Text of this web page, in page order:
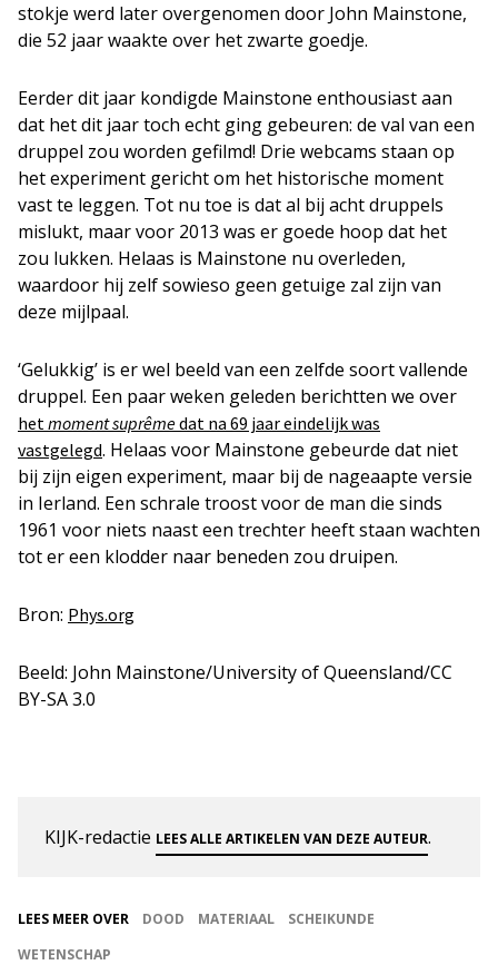
stokje werd later overgenomen door John Mainstone,
die 52 jaar waakte over het zwarte goedje.
Eerder dit jaar kondigde Mainstone enthousiast aan
dat het dit jaar toch echt ging gebeuren: de val van een
druppel zou worden gefilmd! Drie webcams staan op
het experiment gericht om het historische moment
vast te leggen. Tot nu toe is dat al bij acht druppels
mislukt, maar voor 2013 was er goede hoop dat het
zou lukken. Helaas is Mainstone nu overleden,
waardoor hij zelf sowieso geen getuige zal zijn van
deze mijlpaal.
‘Gelukkig’ is er wel beeld van een zelfde soort vallende
druppel. Een paar weken geleden berichtten we over
hetmoment suprêmedat na 69 jaar eindelijk was
vastgelegd. Helaas voor Mainstone gebeurde dat niet
bij zijn eigen experiment, maar bij de nageaapte versie
in Ierland. Een schrale troost voor de man die sinds
1961 voor niets naast een trechter heeft staan wachten
tot er een klodder naar beneden zou druipen.
Bron: Phys.org
Beeld: John Mainstone/University of Queensland/CC
BY-SA 3.0
KIJK-redactie LEES ALLE ARTIKELEN VAN DEZE AUTEUR.
LEES MEER OVER DOOD MATERIAAL
SCHEIKUNDE
WETENSCHAP